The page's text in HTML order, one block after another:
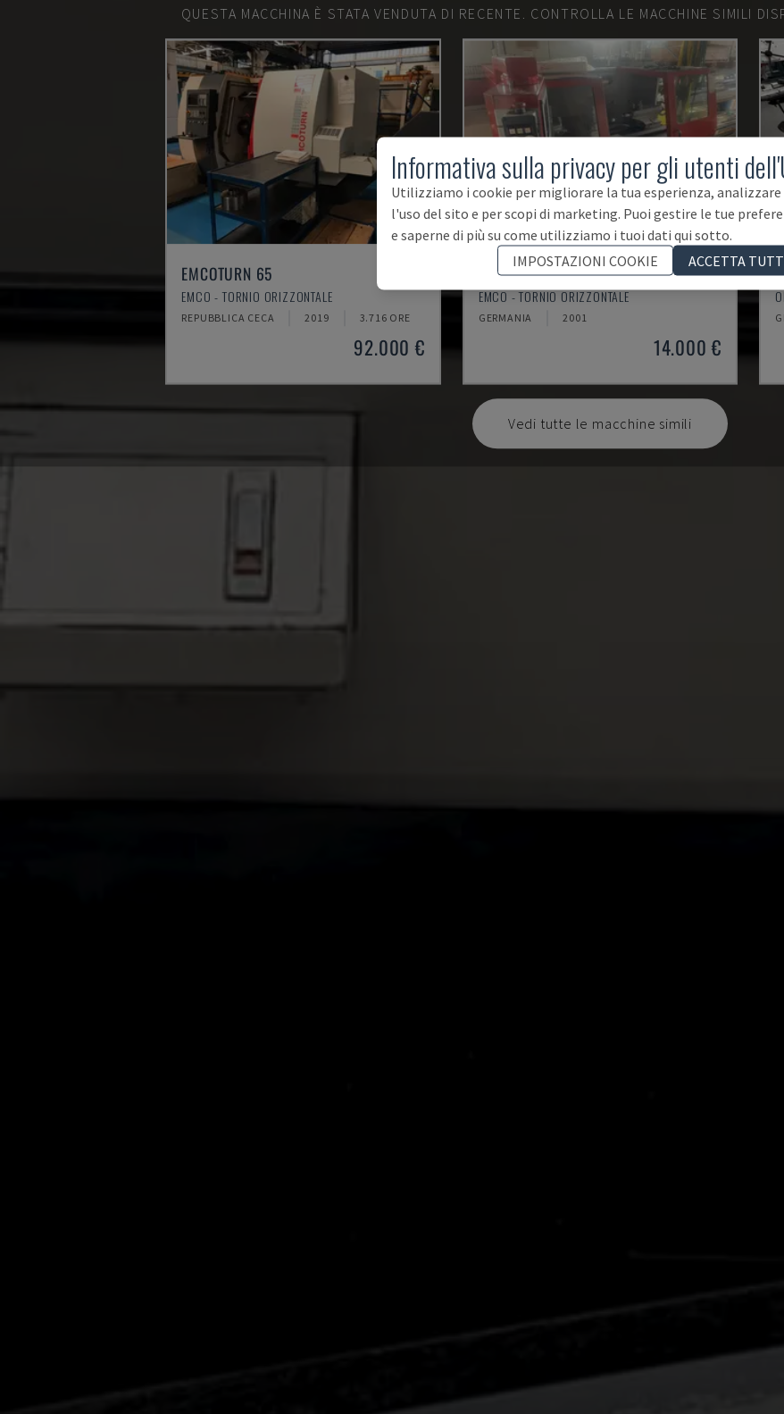
QUESTA MACCHINA È STATA VENDUTA DI RECENTE. CONTROLLA LE MACCHINE SIMILI
EMCOTURN 65
EMCO - TORNIO ORIZZONTALE
REPUBBLICA CECA 2019 3.716 ORE
92.000 €
EMCOMAT 200X1000
EMCO - TORNIO ORIZZONTALE
GERMANIA 2001
14.000 €
Vedi tutte le macchine simili
Informativa sulla privacy per gli utenti
Utilizziamo i cookie per migliorare la tua esperienza, analizzare
l'uso del sito e per scopi di marketing. Puoi gestire le tue
e saperne di più su come utilizziamo i tuoi dati qui sotto.
IMPOSTAZIONI COOKIE
ACCETTA